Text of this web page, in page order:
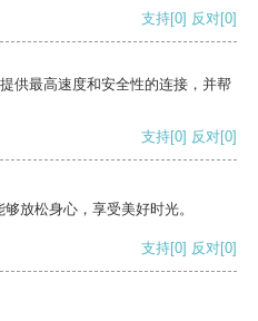
支持[0] 反对[0]
供最高速度和安全性的连接，并帮
支持[0] 反对[0]
放松身心，享受美好时光。
支持[0] 反对[0]